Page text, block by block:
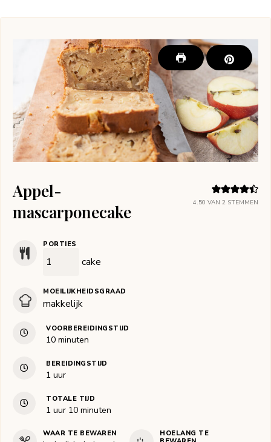
4.50 VAN 2 STEMMEN
Appel-
mascarponecake
PORTIES
cake
MOEILIJKHEIDSGRAAD
makkelijk
VOORBEREIDINGSTIJD
10minuten
minuten
BEREIDINGSTIJD
1 uur
uur
TOTALE TIJD
1 uur
uur 10minuten
minuten
WAAR TE BEWAREN
HOELANG TE